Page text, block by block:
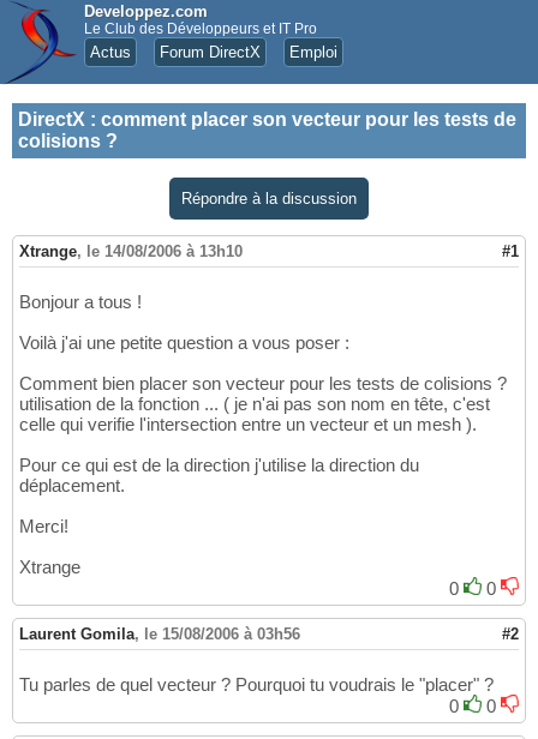
Developpez.com
Le Club des Développeurs et IT Pro
Actus Forum DirectX Emploi
DirectX : comment placer son vecteur pour les tests de
colisions ?
Répondre à la discussion
Xtrange, le 14/08/2006 à 13h10 #1
Bonjour a tous !
Voilà j'ai une petite question a vous poser :
Comment bien placer son vecteur pour les tests de colisions ?
utilisation de la fonction ... ( je n'ai pas son nom en tête, c'est
celle qui verifie l'intersection entre un vecteur et un mesh ).
Pour ce qui est de la direction j'utilise la direction du
déplacement.
Merci!
Xtrange
0
0
Laurent Gomila, le 15/08/2006 à 03h56 #2
Tu parles de quel vecteur ? Pourquoi tu voudrais le "placer" ?
0
0